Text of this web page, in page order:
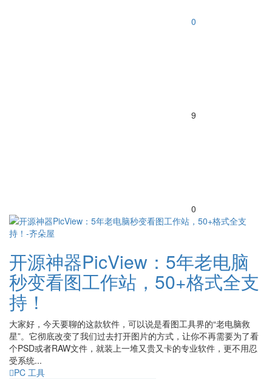
0
9
0
开源神器PicView：5年老电脑
秒变看图工作站，50+格式全支
持！
大家好，今天要聊的这款软件，可以说是看图工具界的“老电脑救
星”。它彻底改变了我们过去打开图片的方式，让你不再需要为了看
个PSD或者RAW文件，就装上一堆又贵又卡的专业软件，更不用忍
受系统...
PC 工具